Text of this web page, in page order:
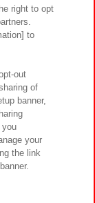
ポリシー
方針と検証結果
・お問い合わせ
right to opt
to
out
of
banner,
you
your
the link